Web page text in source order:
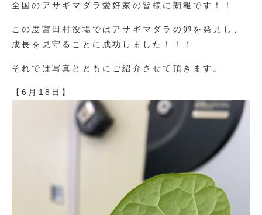
全国のアサギマダラ愛好家の皆様に朗報です！！
この度宮田村役場ではアサギマダラの卵を発見し、
成長を見守ることに成功しました！！！
それでは写真とともにご紹介させて頂きます。
【6月18日】